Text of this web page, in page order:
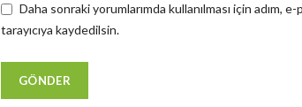
Daha sonraki yorumlarımda kullanılması için adım,
tarayıcıya kaydedilsin.